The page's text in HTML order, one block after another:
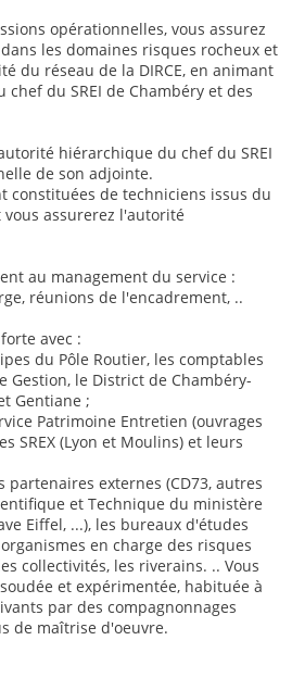
opérationnelles, vous assurez
les domaines risques rocheux et
du réseau de la DIRCE, en animant
du SREI de Chambéry et des
hiérarchique du chef du SREI
de son adjointe.
constituées de techniciens issus du
vous assurerez l'autorité
au management du service :
réunions de l'encadrement, ..
avec :
du Pôle Routier, les comptables
Gestion, le District de Chambéry-
Gentiane ;
Patrimoine Entretien (ouvrages
SREX (Lyon et Moulins) et leurs
partenaires externes (CD73, autres
et Technique du ministère
Eiffel, ...), les bureaux d'études
en charge des risques
collectivités, les riverains. .. Vous
et expérimentée, habituée à
par des compagnonnages
de maîtrise d'oeuvre.